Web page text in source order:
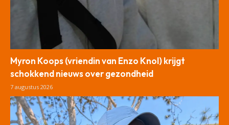
Myron Koops (vriendin van Enzo Knol) krijgt
schokkend nieuws over gezondheid
7 augustus 2026